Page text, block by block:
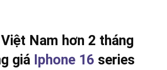
Nam hơn 2 tháng
giá Iphone 16 series